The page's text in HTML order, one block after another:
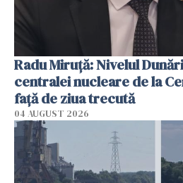
Radu Miruţă: Nivelul
centralei nucleare de la
faţă de ziua trecută
04 AUGUST 2026